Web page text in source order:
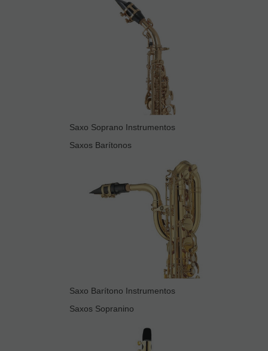
Saxo Soprano Instrumentos
Saxos Barítonos
Saxo Barítono Instrumentos
Saxos Sopranino